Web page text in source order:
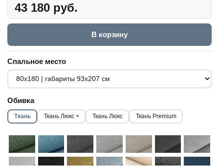
43 180 руб.
В корзину
Спальное место
Обивка
Ткань Ткань Люкс + Ткань Люкс Ткань Premium